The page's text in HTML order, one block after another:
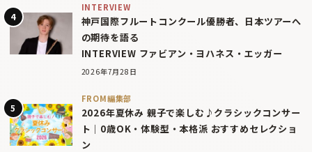
INTERVIEW
神戸国際フルートコンクール優勝者、日本ツアーへ
の期待を語る
INTERVIEW ファビアン・ヨハネス・エッガー
2026年7月28日
FROM編集部
2026年夏休み 親子で楽しむ♪クラシックコンサー
ト｜0歳OK・体験型・本格派 おすすめセレクショ
ン